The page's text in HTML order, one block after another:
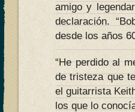
amigo y
declaración.
desde los años
“He perdido al
de tristeza que
el guitarrista
los que lo